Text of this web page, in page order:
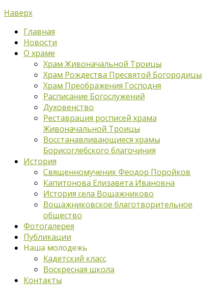
Наверх
Главная
Новости
О храме
Храм Живоначальной Троицы
Храм Рождества Пресвятой Богородицы
Храм Преображения Господня
Расписание Богослужений
Духовенство
Реставрация росписей храма
Живоначальной Троицы
Восстанавливающиеся храмы
Борисоглебского благочиния
История
Священномученик Феодор Поройков
Капитонова Елизавета Ивановна
История села Вощажниково
Вощажниковское благотворительное
общество
Фотогалерея
Публикации
Наша молодежь
Кадетский класс
Воскресная школа
Контакты